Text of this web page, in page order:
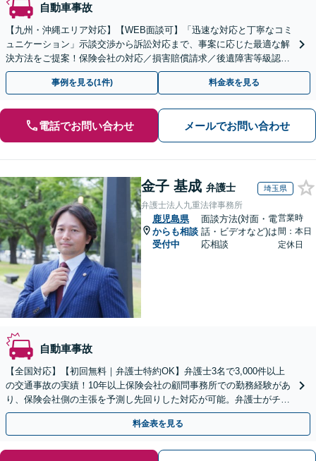
自動車事故
【九州・沖縄エリア対応】【WEB面談可】「迅速な対応と丁寧なコミ
ュニケーション」示談交渉から訴訟対応まで、事案に応じた最適な解
決方法をご提案！保険会社の対応／損害賠償請求／後遺障害等級認定
／休業損害／示談交渉／治療費の打ち切り／死亡事故など
事例を見る(1件) 料金表を見る
電話でお問い合わせ メールでお問い合わせ
金子 基成 弁護士 埼玉県
弁護士法人九重法律事務所
鹿児島県
からも相談
受付中
面談方法(対面・電
話・ビデオなど)は
応相談
営業時
間：本日
定休日
自動車事故
【全国対応】【初回無料｜弁護士特約OK】弁護士3名で3,000件以上
の交通事故の実績！10年以上保険会社の顧問事務所での勤務経験があ
り、保険会社側の主張を予測し先回りした対応が可能。弁護士がチー
ムとなり示談交渉、休業損害、後遺障害等に対応。
料金表を見る